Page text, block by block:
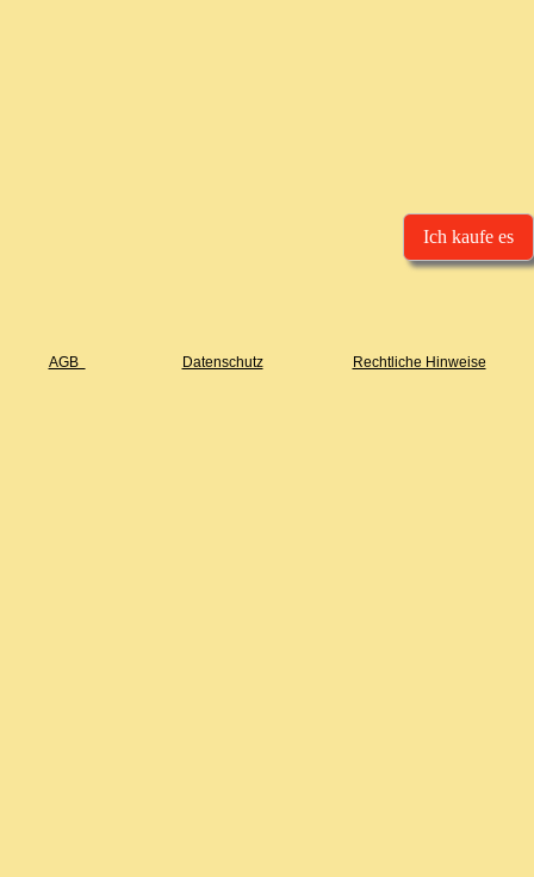
Ich kaufe es
AGB Datenschutz Rechtliche Hinweise